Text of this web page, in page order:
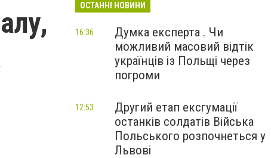
ОСТАННІ НОВИНИ
Думка експерта . Чи
можливий масовий відтік
українців із Польщі через
погроми
16:36
Другий етап ексгумації
останків солдатів Війська
Польського розпочнеться у
Львові
12:53